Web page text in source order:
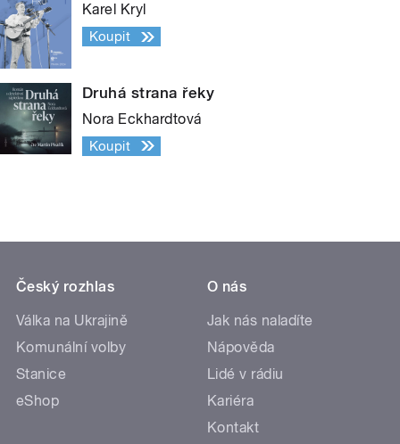
Karel Kryl
Koupit
Druhá strana řeky
Nora Eckhardtová
Koupit
Český rozhlas
Válka na Ukrajině
Komunální volby
Stanice
eShop
O nás
Jak nás naladíte
Nápověda
Lidé v rádiu
Kariéra
Kontakt